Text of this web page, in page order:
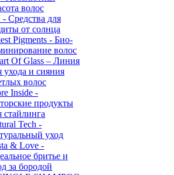
волос
- Средства для
от солнца
Pigments - Био-
волос
Of Glass – Линия
ухода и сияния
волос
Inside -
продукты
стайлинга
Tech -
уход
& Love -
бритье и
за бородой